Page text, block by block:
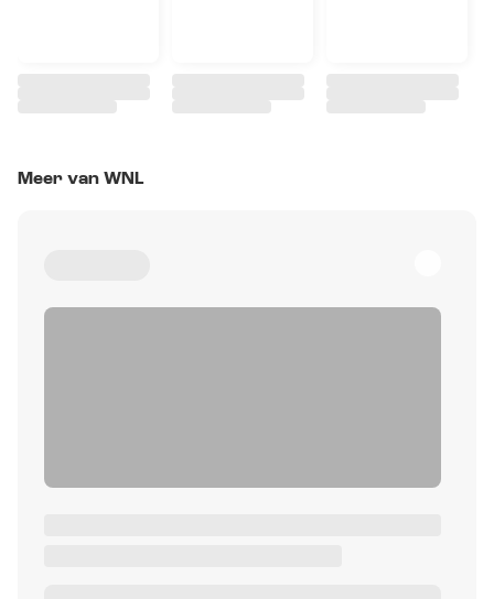
Meer van WNL